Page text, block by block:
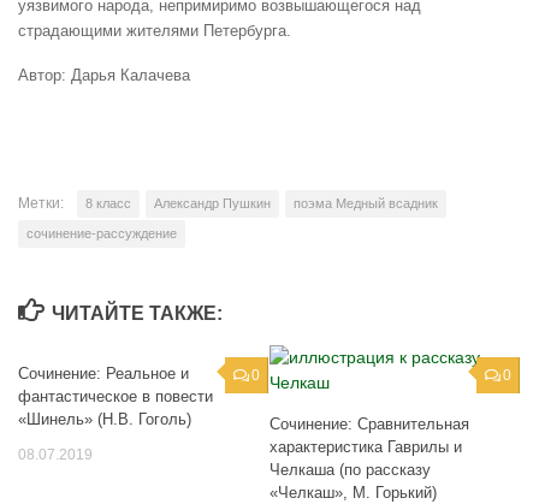
уязвимого народа, непримиримо возвышающегося над
страдающими жителями Петербурга.
Автор: Дарья Калачева
Метки: 8 класс Александр Пушкин поэма Медный всадник
сочинение-рассуждение
ЧИТАЙТЕ ТАКЖЕ:
0
Сочинение: Реальное и
фантастическое в повести
«Шинель» (Н.В. Гоголь)
08.07.2019
0
Сочинение: Сравнительная
характеристика Гаврилы и
Челкаша (по рассказу
«Челкаш», М. Горький)